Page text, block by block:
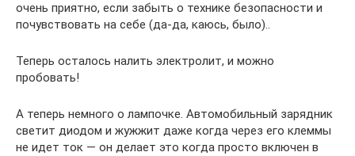
очень приятно, если забыть о технике безопасности и
почувствовать на себе (да-да, каюсь, было)..
Теперь осталось налить электролит, и можно
пробовать!
А теперь немного о лампочке. Автомобильный зарядник
светит диодом и жужжит даже когда через его клеммы
не идет ток — он делает это когда просто включен в